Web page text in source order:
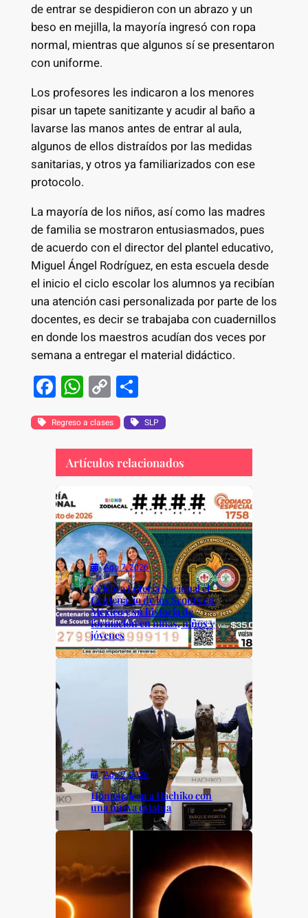
de entrar se despidieron con un abrazo y un
beso en mejilla, la mayoría ingresó con ropa
normal, mientras que algunos sí se presentaron
con uniforme.
Los profesores les indicaron a los menores
pisar un tapete sanitizante y acudir al baño a
lavarse las manos antes de entrar al aula,
algunos de ellos distraídos por las medidas
sanitarias, y otros ya familiarizados con ese
protocolo.
La mayoría de los niños, así como las madres
de familia se mostraron entusiasmados, pues
de acuerdo con el director del plantel educativo,
Miguel Ángel Rodríguez, en esta escuela desde
el inicio el ciclo escolar los alumnos ya recibían
una atención casi personalizada por parte de los
docentes, es decir se trabajaba con cuadernillos
en donde los maestros acudían dos veces por
semana a entregar el material didáctico.
F
a
c
e
b
o
o
k
W
h
at
s
A
p
C
o
p
y
Li
n
k
S
h
ar
e
Regreso a clases SLP
Artículos relacionados
Ago 7, 2026
Celebra Lotería Nacional el
Centenario de los Scouts en
México y su historia de
formación en niñas, niños y
jóvenes
Ago 7, 2026
Homenajean a Hachiko con
una nueva estatua